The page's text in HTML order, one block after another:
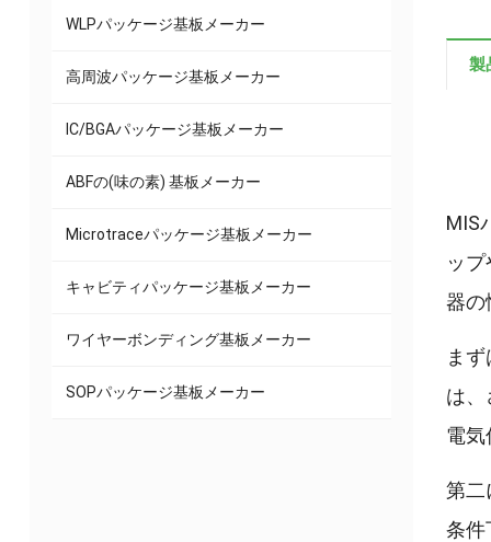
製
MIS
ッ
器の
ま
は、
電気
第二
条件
WLPパッケージ基板メーカー
高周波パッケージ基板メーカー
IC/BGAパッケージ基板メーカー
ABFの(味の素) 基板メーカー
Microtraceパッケージ基板メーカー
キャビティパッケージ基板メーカー
ワイヤーボンディング基板メーカー
SOPパッケージ基板メーカー